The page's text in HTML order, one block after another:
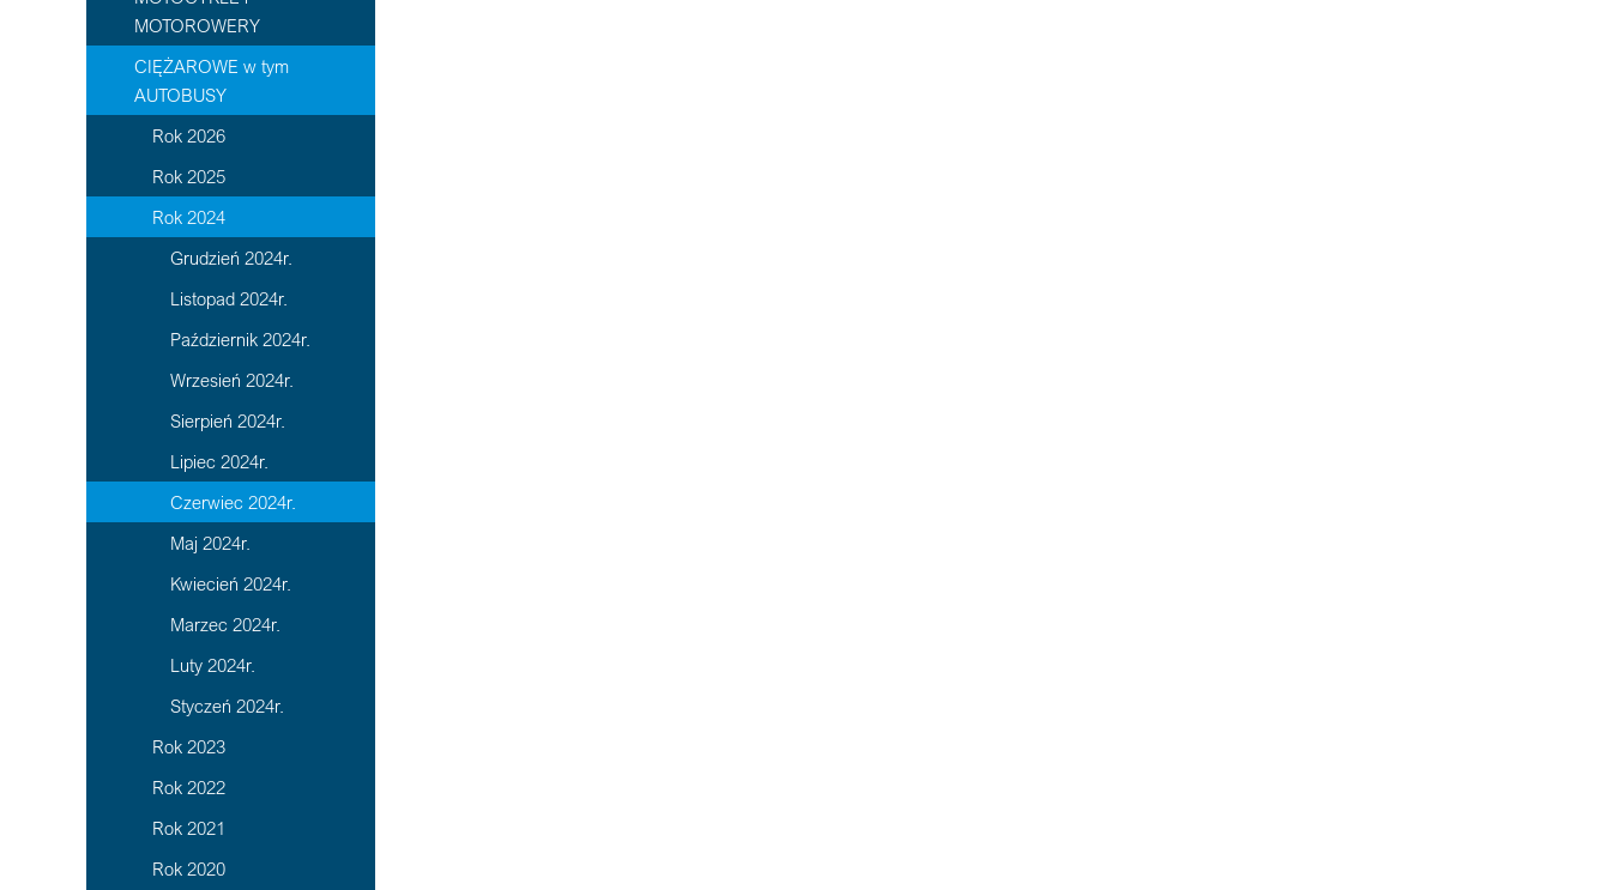
MOTOROWERY
CIĘŻAROWE w tym
AUTOBUSY
Rok 2026
Rok 2025
Rok 2024
Grudzień 2024r.
Listopad 2024r.
Październik 2024r.
Wrzesień 2024r.
Sierpień 2024r.
Lipiec 2024r.
Czerwiec 2024r.
Maj 2024r.
Kwiecień 2024r.
Marzec 2024r.
Luty 2024r.
Styczeń 2024r.
Rok 2023
Rok 2022
Rok 2021
Rok 2020